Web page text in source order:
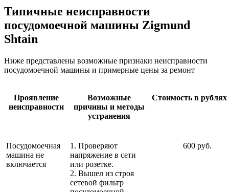
Типичные неисправности
посудомоечной машины Zigmund
Shtain
Ниже представлены возможные признаки неисправности
посудомоечной машины и примерные цены за ремонт
Проявление
неисправности
Возможные
причины и методы
устранения
Стоимость в рублях
Посудомоечная
машина не
включается
1. Проверяют
напряжение в сети
или розетке.
2. Вышел из строя
сетевой фильтр
600 руб.